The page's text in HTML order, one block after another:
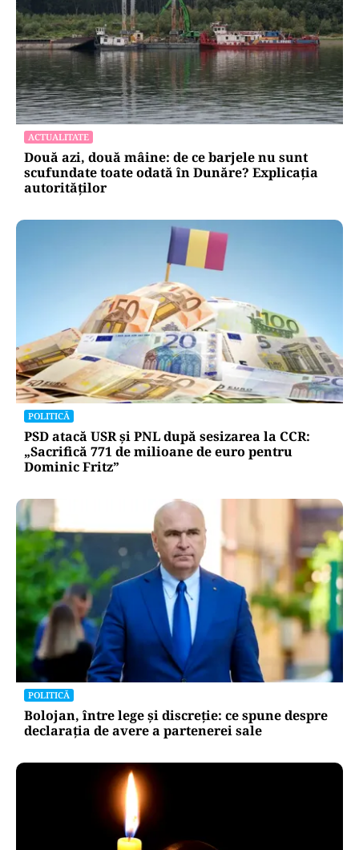
ACTUALITATE
Două azi, două mâine: de ce barjele nu sunt
scufundate toate odată în Dunăre? Explicația
autorităților
POLITICĂ
PSD atacă USR și PNL după sesizarea la CCR:
„Sacrifică 771 de milioane de euro pentru
Dominic Fritz”
POLITICĂ
Bolojan, între lege și discreție: ce spune despre
declarația de avere a partenerei sale